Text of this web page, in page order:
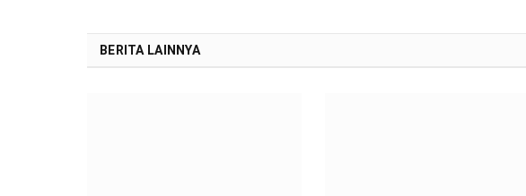
BERITA LAINNYA